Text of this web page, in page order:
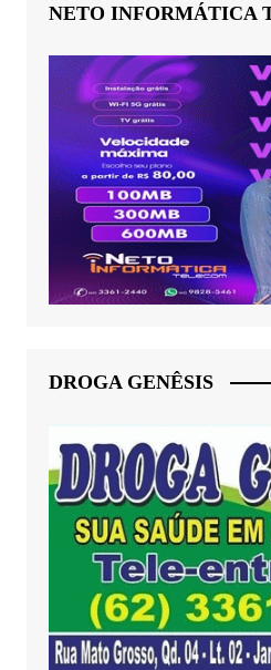
NETO INFORMÁTICA
DROGA GENÊSIS